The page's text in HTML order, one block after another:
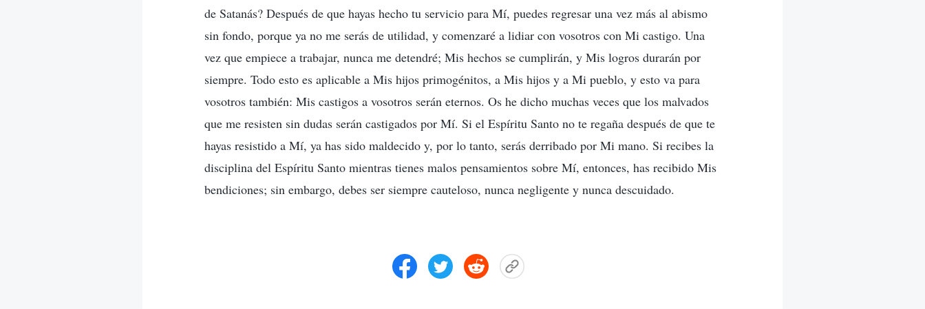
de Satanás? Después de que hayas hecho tu servicio para Mí, puedes regresar una vez más al abismo
sin fondo, porque ya no me serás de utilidad, y comenzaré a lidiar con vosotros con Mi castigo. Una
vez que empiece a trabajar, nunca me detendré; Mis hechos se cumplirán, y Mis logros durarán por
siempre. Todo esto es aplicable a Mis hijos primogénitos, a Mis hijos y a Mi pueblo, y esto va para
vosotros también: Mis castigos a vosotros serán eternos. Os he dicho muchas veces que los malvados
que me resisten sin dudas serán castigados por Mí. Si el Espíritu Santo no te regaña después de que te
hayas resistido a Mí, ya has sido maldecido y, por lo tanto, serás derribado por Mi mano. Si recibes la
disciplina del Espíritu Santo mientras tienes malos pensamientos sobre Mí, entonces, has recibido Mis
bendiciones; sin embargo, debes ser siempre cauteloso, nunca negligente y nunca descuidado.